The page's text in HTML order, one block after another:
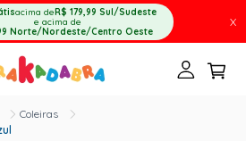
acima deR$ 179,99 Sul/Sudeste
e acima de
Norte/Nordeste/Centro Oeste
X
Coleiras